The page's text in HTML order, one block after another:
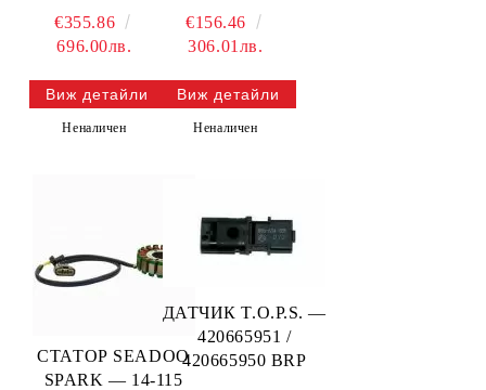
14-116 SBT
€355.86
696.00лв.
Виж детайли
Неналичен
€156.46
306.01лв.
Виж детайли
Неналичен
СТАТОР SEADOO
SPARK — 14-115
ДАТЧИК T.O.P.S. —
420665951 /
420665950 BRP